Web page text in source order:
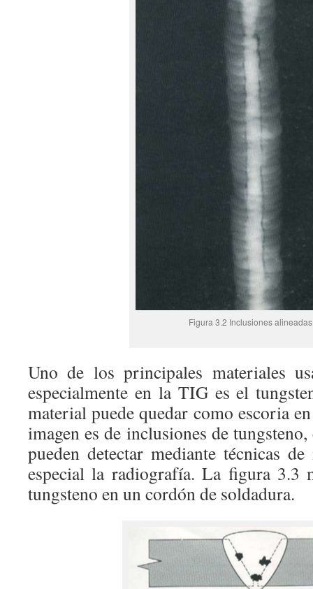
Figura 3.2 Inclusiones
Uno de los principales materiales
especialmente en la TIG es el
material puede quedar como escoria
imagen es de inclusiones de
pueden detectar mediante técnicas
especial la radiografía. La figura 3.3
tungsteno en un cordón de soldadura.